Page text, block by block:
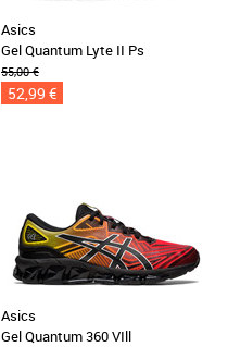
Asics
Gel Quantum Lyte II Ps
55,00 €
52,99 €
Asics
Gel Quantum 360 VIll